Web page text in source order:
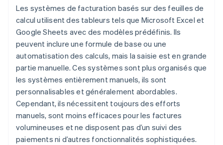
Les systèmes de facturation basés sur des feuilles de
calcul utilisent des tableurs tels que Microsoft Excel et
Google Sheets avec des modèles prédéfinis. Ils
peuvent inclure une formule de base ou une
automatisation des calculs, mais la saisie est en grande
partie manuelle. Ces systèmes sont plus organisés que
les systèmes entièrement manuels, ils sont
personnalisables et généralement abordables.
Cependant, ils nécessitent toujours des efforts
manuels, sont moins efficaces pour les factures
volumineuses et ne disposent pas d’un suivi des
paiements ni d’autres fonctionnalités sophistiquées.